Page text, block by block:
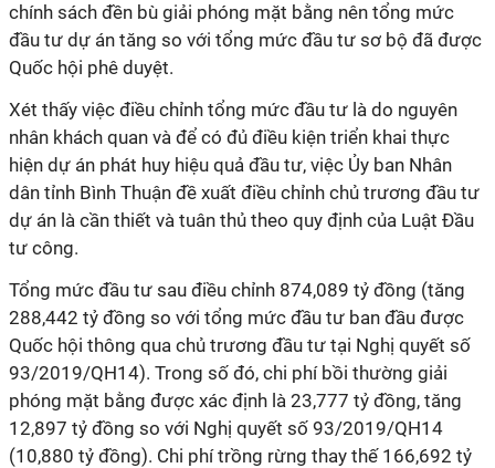
chính sách đền bù giải phóng mặt bằng nên tổng mức
đầu tư dự án tăng so với tổng mức đầu tư sơ bộ đã được
Quốc hội phê duyệt.
Xét thấy việc điều chỉnh tổng mức đầu tư là do nguyên
nhân khách quan và để có đủ điều kiện triển khai thực
hiện dự án phát huy hiệu quả đầu tư, việc Ủy ban Nhân
dân tỉnh Bình Thuận đề xuất điều chỉnh chủ trương đầu tư
dự án là cần thiết và tuân thủ theo quy định của Luật Đầu
tư công.
Tổng mức đầu tư sau điều chỉnh 874,089 tỷ đồng (tăng
288,442 tỷ đồng so với tổng mức đầu tư ban đầu được
Quốc hội thông qua chủ trương đầu tư tại Nghị quyết số
93/2019/QH14). Trong số đó, chi phí bồi thường giải
phóng mặt bằng được xác định là 23,777 tỷ đồng, tăng
12,897 tỷ đồng so với Nghị quyết số 93/2019/QH14
(10,880 tỷ đồng). Chi phí trồng rừng thay thế 166,692 tỷ